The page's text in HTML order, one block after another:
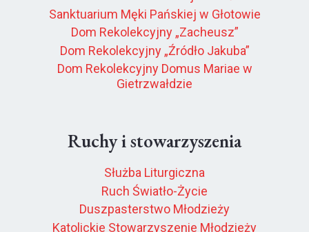
Sanktuarium Męki Pańskiej w Głotowie
Dom Rekolekcyjny „Zacheusz”
Dom Rekolekcyjny „Źródło Jakuba”
Dom Rekolekcyjny Domus Mariae w
Gietrzwałdzie
Ruchy i stowarzyszenia
Służba Liturgiczna
Ruch Światło-Życie
Duszpasterstwo Młodzieży
Katolickie Stowarzyszenie Młodzieży